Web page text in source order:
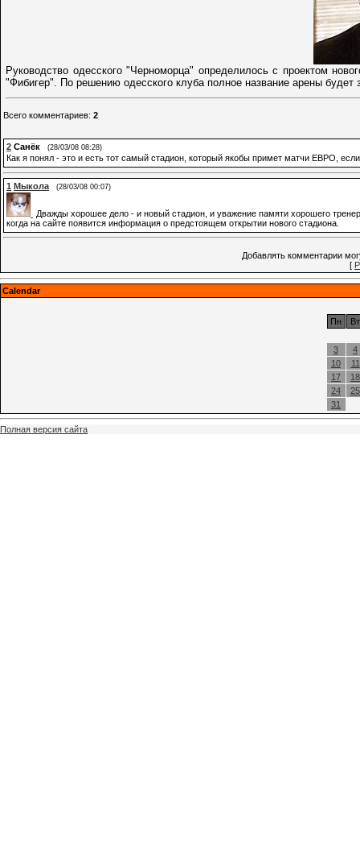
Руководство одесского "Черноморца" определилось с проектом
"Фибигер". По решению одесского клуба полное название арены
Всего комментариев: 2
2 Санёк (28/03/08 08:28)
Как я понял - это и есть тот самый стадион, который якобы примет матчи ЕВРО,
1 Мыкола (28/03/08 00:07)
Дважды хорошее дело - и новый стадион, и уважение памяти хорошего
когда на сайте появится информация о предстоящем открытии нового стадиона.
Добавлять комментарии
[
Calendar
Пн Вт
3
4
10
11
17
18
24
25
31
Полная версия сайта